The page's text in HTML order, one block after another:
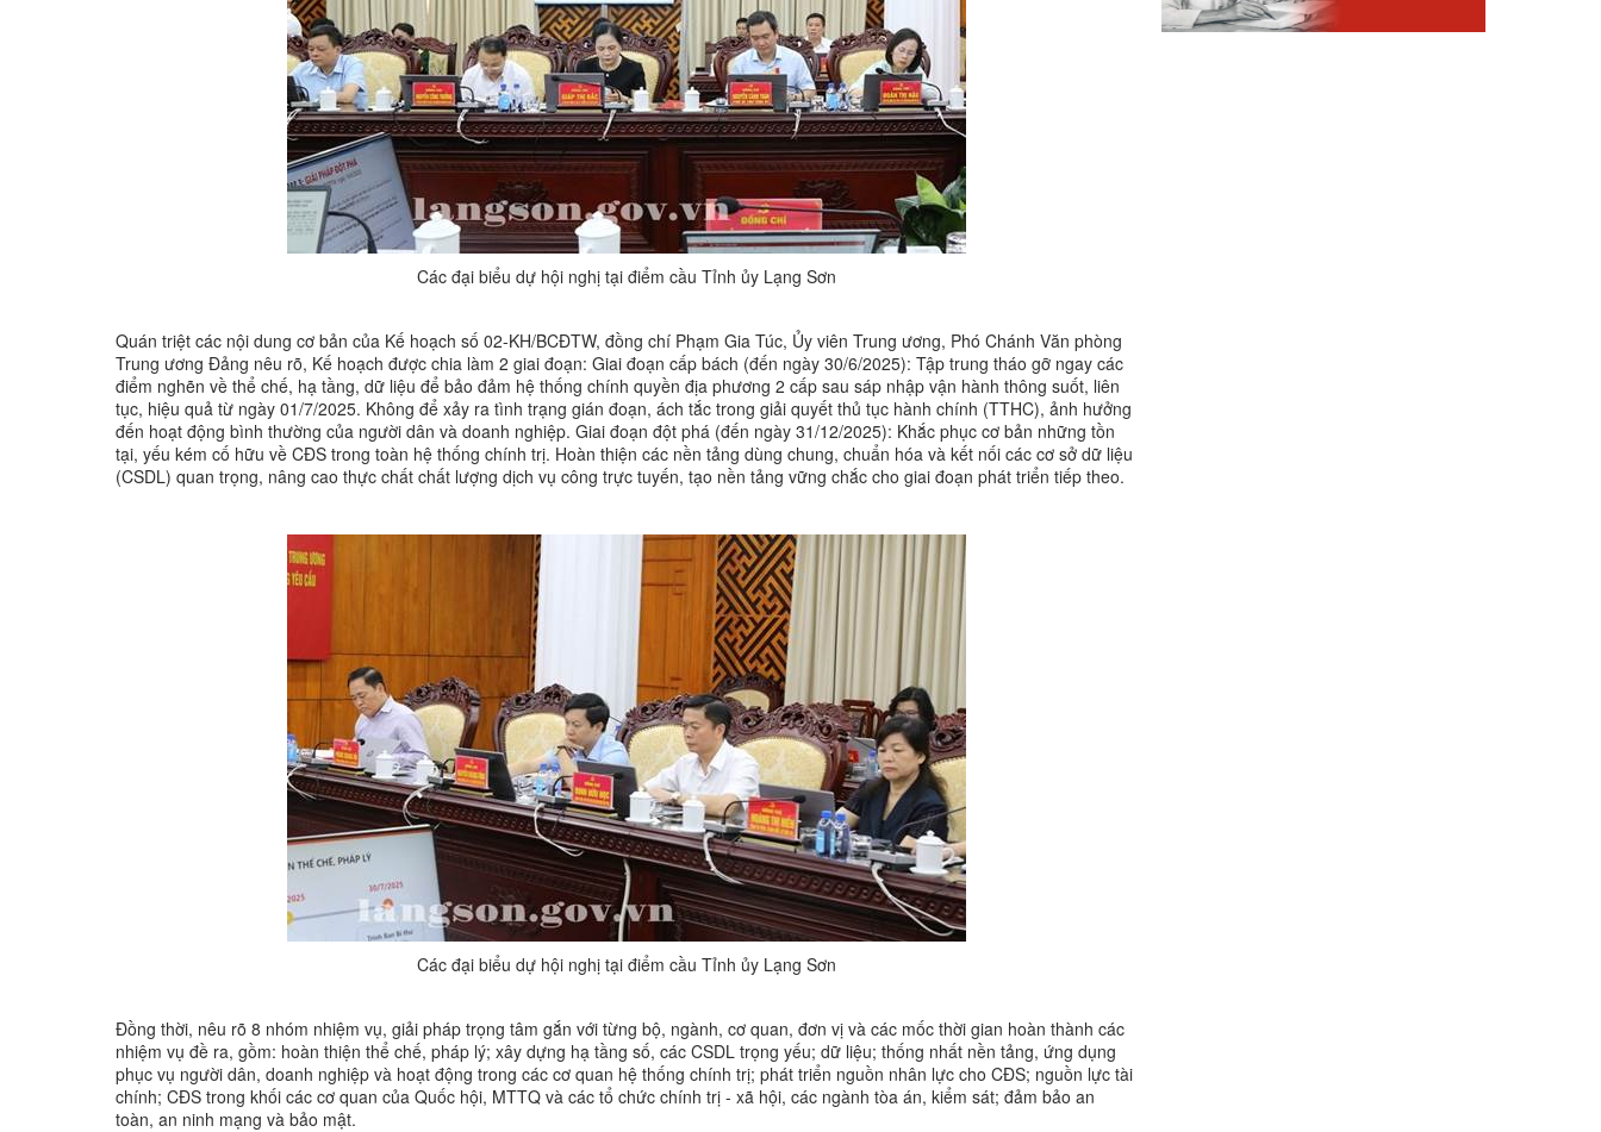
Các đại biểu dự hội nghị tại điểm cầu Tỉnh ủy Lạng Sơn
Quán triệt các nội dung cơ bản của Kế hoạch số 02-KH/BCĐTW, đồng chí Phạm Gia Túc, Ủy viên Trung ương, Phó Chánh Văn phòng
Trung ương Đảng nêu rõ, Kế hoạch được chia làm 2 giai đoạn: Giai đoạn cấp bách (đến ngày 30/6/2025): Tập trung tháo gỡ ngay các
điểm nghẽn về thể chế, hạ tầng, dữ liệu để bảo đảm hệ thống chính quyền địa phương 2 cấp sau sáp nhập vận hành thông suốt, liên
tục, hiệu quả từ ngày 01/7/2025. Không để xảy ra tình trạng gián đoạn, ách tắc trong giải quyết thủ tục hành chính (TTHC), ảnh hưởng
đến hoạt động bình thường của người dân và doanh nghiệp. Giai đoạn đột phá (đến ngày 31/12/2025): Khắc phục cơ bản những tồn
tại, yếu kém cố hữu về CĐS trong toàn hệ thống chính trị. Hoàn thiện các nền tảng dùng chung, chuẩn hóa và kết nối các cơ sở dữ liệu
(CSDL) quan trọng, nâng cao thực chất chất lượng dịch vụ công trực tuyến, tạo nền tảng vững chắc cho giai đoạn phát triển tiếp theo.
Các đại biểu dự hội nghị tại điểm cầu Tỉnh ủy Lạng Sơn
Đồng thời, nêu rõ 8 nhóm nhiệm vụ, giải pháp trọng tâm gắn với từng bộ, ngành, cơ quan, đơn vị và các mốc thời gian hoàn thành các
nhiệm vụ đề ra, gồm: hoàn thiện thể chế, pháp lý; xây dựng hạ tầng số, các CSDL trọng yếu; dữ liệu; thống nhất nền tảng, ứng dụng
phục vụ người dân, doanh nghiệp và hoạt động trong các cơ quan hệ thống chính trị; phát triển nguồn nhân lực cho CĐS; nguồn lực tài
chính; CĐS trong khối các cơ quan của Quốc hội, MTTQ và các tổ chức chính trị - xã hội, các ngành tòa án, kiểm sát; đảm bảo an
toàn, an ninh mạng và bảo mật.